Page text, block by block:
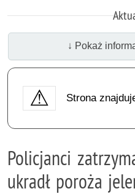
↓ Pokaż
Strona
Policjanci
ukradł poroża